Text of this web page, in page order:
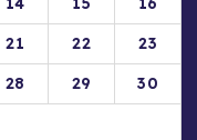
21 22
23
28 29
30